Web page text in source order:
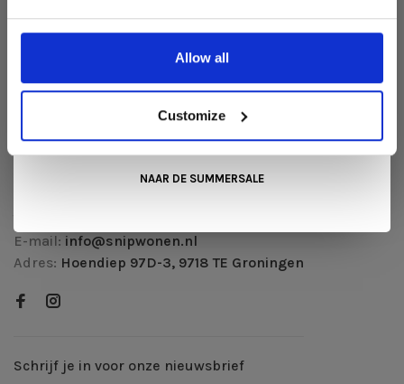
Allow all
Customize
Verzenden & retourneren
Herroeping aanvragen
E-mail: info@snipwonen.nl
Adres: Hoendiep 97D-3, 9718 TE Groningen
Schrijf je in voor onze nieuwsbrief
designmeubel geheel naar wens samen te stellen, met de
mag verwachten.
Kom langs in onze showroom, doe inspiratie op en ontdek de
mooiste aanbiedingen tijdens de
Summer Sale van Snip
. De koffie of thee staat voor je klaar!
NAAR DE SUMMERSALE